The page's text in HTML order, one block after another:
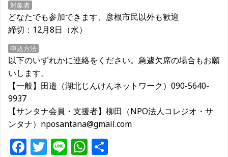
対象者
どなたでも参加できます、彦根市民以外も歓迎
締切：12月8日（水）
申込方法
以下のいずれかに連絡をください。急遽欠席の場合もお願
いします。
【一般】田邉（湖北じんけんネットワーク）090-5640-
9937
【サンタナ会員・支援者】柳田（NPO法人コレジオ・サ
ンタナ）nposantana@gmail.com
F
T
Li W